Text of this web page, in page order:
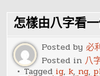
人
變
貴
人
怎樣由八字看
Posted by必
Posted in 八
Tagged ig, k, ng,